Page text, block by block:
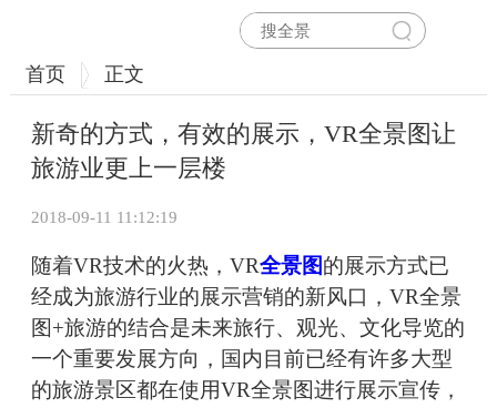
首页 正文
新奇的方式，有效的展示，VR全景图让
旅游业更上一层楼
2018-09-11 11:12:19
随着VR技术的火热，VR全景图的展示方式已
经成为旅游行业的展示营销的新风口，VR全景
图+旅游的结合是未来旅行、观光、文化导览的
一个重要发展方向，国内目前已经有许多大型
的旅游景区都在使用VR全景图进行展示宣传，